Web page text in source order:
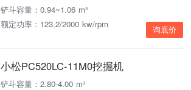
铲斗容量：0.94~1.06 m³
额定功率：123.2/2000 kw/rpm
询底价
小松PC520LC-11M0挖掘机
铲斗容量：2.80-4.00 m³